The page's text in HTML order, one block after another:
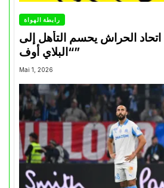
رابطة الهواة
: اتحاد الحراش يحسم التأهل إلى
“البلاي أوف”
Mai 1, 2026